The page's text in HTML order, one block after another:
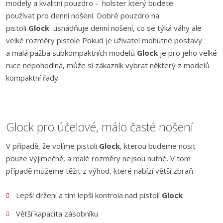
modely a kvalitní pouzdro - holster který budete
používat pro denní nošení. Dobré pouzdro na
pistoli Glock usnadňuje denní nošení, co se týká váhy ale
velké rozměry pistole Pokud je uživatel mohutné postavy
a malá pažba subkompaktních modelů Glock je pro jeho velké
ruce nepohodlná, může si zákazník vybrat některý z modelů
kompaktní řady.
Glock pro účelové, málo časté nošení
V případě, že volíme pistoli Glock, kterou budeme nosit
pouze výjimečně, a malé rozměry nejsou nutné. V tom
případě můžeme těžit z výhod, které nabízí větší zbraň.
Lepší držení a tím lepší kontrola nad pistolí Glock
Větší kapacita zásobníku